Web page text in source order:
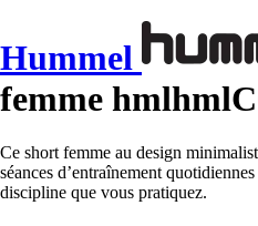
Hummel
femme
Ce short femme au design
séances d’entraînement
discipline que vous pratiquez.